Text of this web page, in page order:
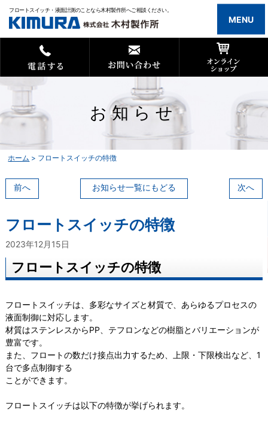
フロートスイッチ・液面計測のことなら木村製作所へご相談ください。
MENU
お知らせ
ホーム > フロートスイッチの特徴
前へ お知らせ一覧にもどる 次へ
フロートスイッチの特徴
2023年12月15日
フロートスイッチの特徴
フロートスイッチは、多彩なサイズと材質で、あらゆるプロセスの
液面制御に対応します。
材質はステンレスからPP、テフロンなどの樹脂とバリエーションが
豊富です。
また、フロートの数だけ接点出力するため、上限・下限検出など、1
台で多点制御する
ことができます。
フロートスイッチは以下の特徴が挙げられます。